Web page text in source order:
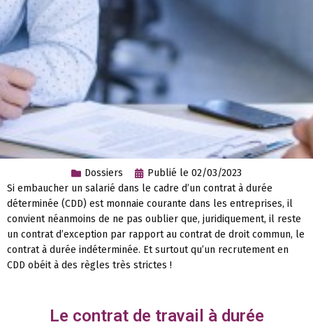
Dossiers Publié le 02/03/2023
Si embaucher un salarié dans le cadre d’un contrat à durée
déterminée (CDD) est monnaie courante dans les entreprises, il
convient néanmoins de ne pas oublier que, juridiquement, il reste
un contrat d’exception par rapport au contrat de droit commun, le
contrat à durée indéterminée. Et surtout qu’un recrutement en
CDD obéit à des règles très strictes !
Le contrat de travail à durée